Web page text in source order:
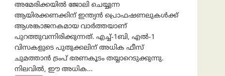
അമേരിക്കയില്‍ ജോലി ചെയ്യുന്ന
ആയിരക്കണക്കിന് ഇന്ത്യൻ പ്രൊഫഷണലുകൾക്ക്
ആശങ്കാജനകമായ വാർത്തയാണ്
പുറത്തുവന്നിരിക്കുന്നത്. എച്ച്-1ബി, എൽ-1
വിസകളുടെ പുതുക്കലിന് അധിക ഫീസ്
ചുമത്താൻ ട്രംപ് ഭരണകൂടം തയ്യാറെടുക്കുന്നു.
നിലവിൽ, ഈ അധിക...